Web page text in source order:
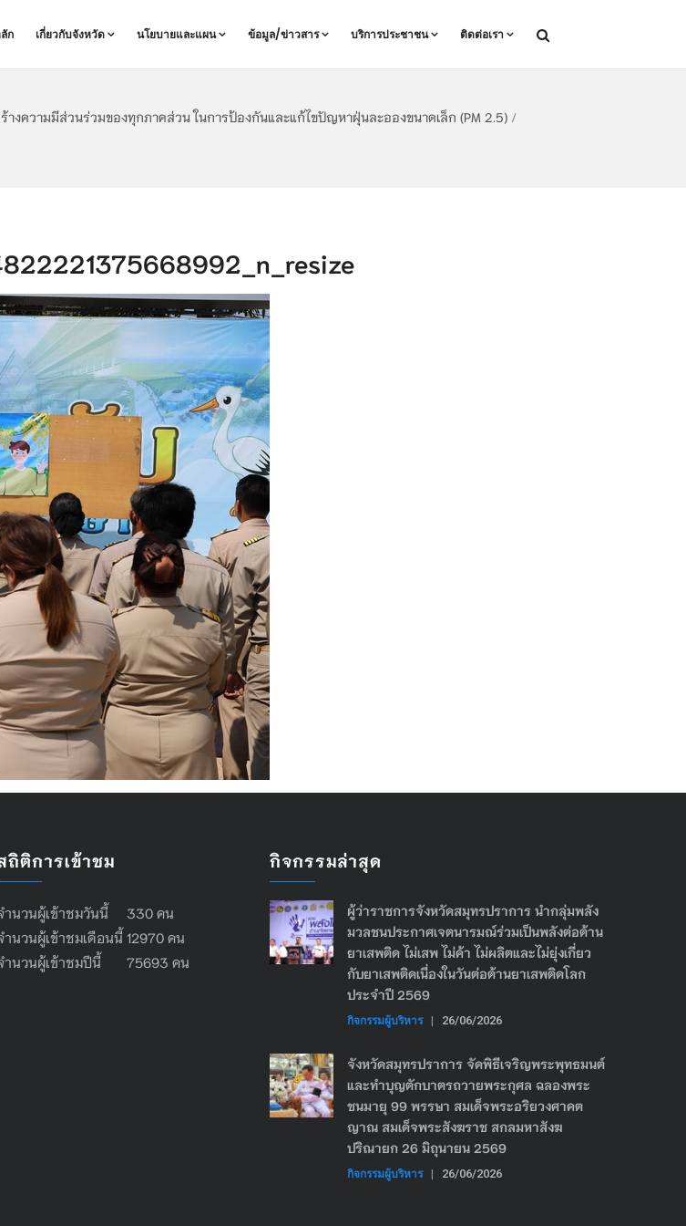
ก เกี่ยวกับจังหวัด นโยบายและแผน ข้อมูล/ข่าวสาร บริการประชาชน ติดต่อเรา
ความมีส่วนร่วมของทุกภาคส่วน ในการป้องกันและแก้ไขปัญหาฝุ่นละอองขนาดเล็ก (PM 2.5) /
ถิติการเข้าชม
ำนวนผู้เข้าชมวันนี้ 330 คน
ำนวนผู้เข้าชมเดือนนี้ 12970 คน
ำนวนผู้เข้าชมปีนี้ 75693 คน
กิจกรรมล่าสุด
ผู้ว่าราชการจังหวัดสมุทรปราการ นำกลุ่มพลัง
มวลชนประกาศเจตนารมณ์ร่วมเป็นพลังต่อต้าน
ยาเสพติด ไม่เสพ ไม่ค้า ไม่ผลิตและไม่ยุ่งเกี่ยว
กับยาเสพติดเนื่องในวันต่อต้านยาเสพติดโลก
ประจำปี 2569
กิจกรรมผู้บริหาร | 26/06/2026
จังหวัดสมุทรปราการ จัดพิธีเจริญพระพุทธมนต์
และทำบุญตักบาตรถวายพระกุศล ฉลองพระ
ชนมายุ 99 พรรษา สมเด็จพระอริยวงศาคต
ญาณ สมเด็จพระสังฆราช สกลมหาสังฆ
ปริณายก 26 มิถุนายน 2569
กิจกรรมผู้บริหาร | 26/06/2026